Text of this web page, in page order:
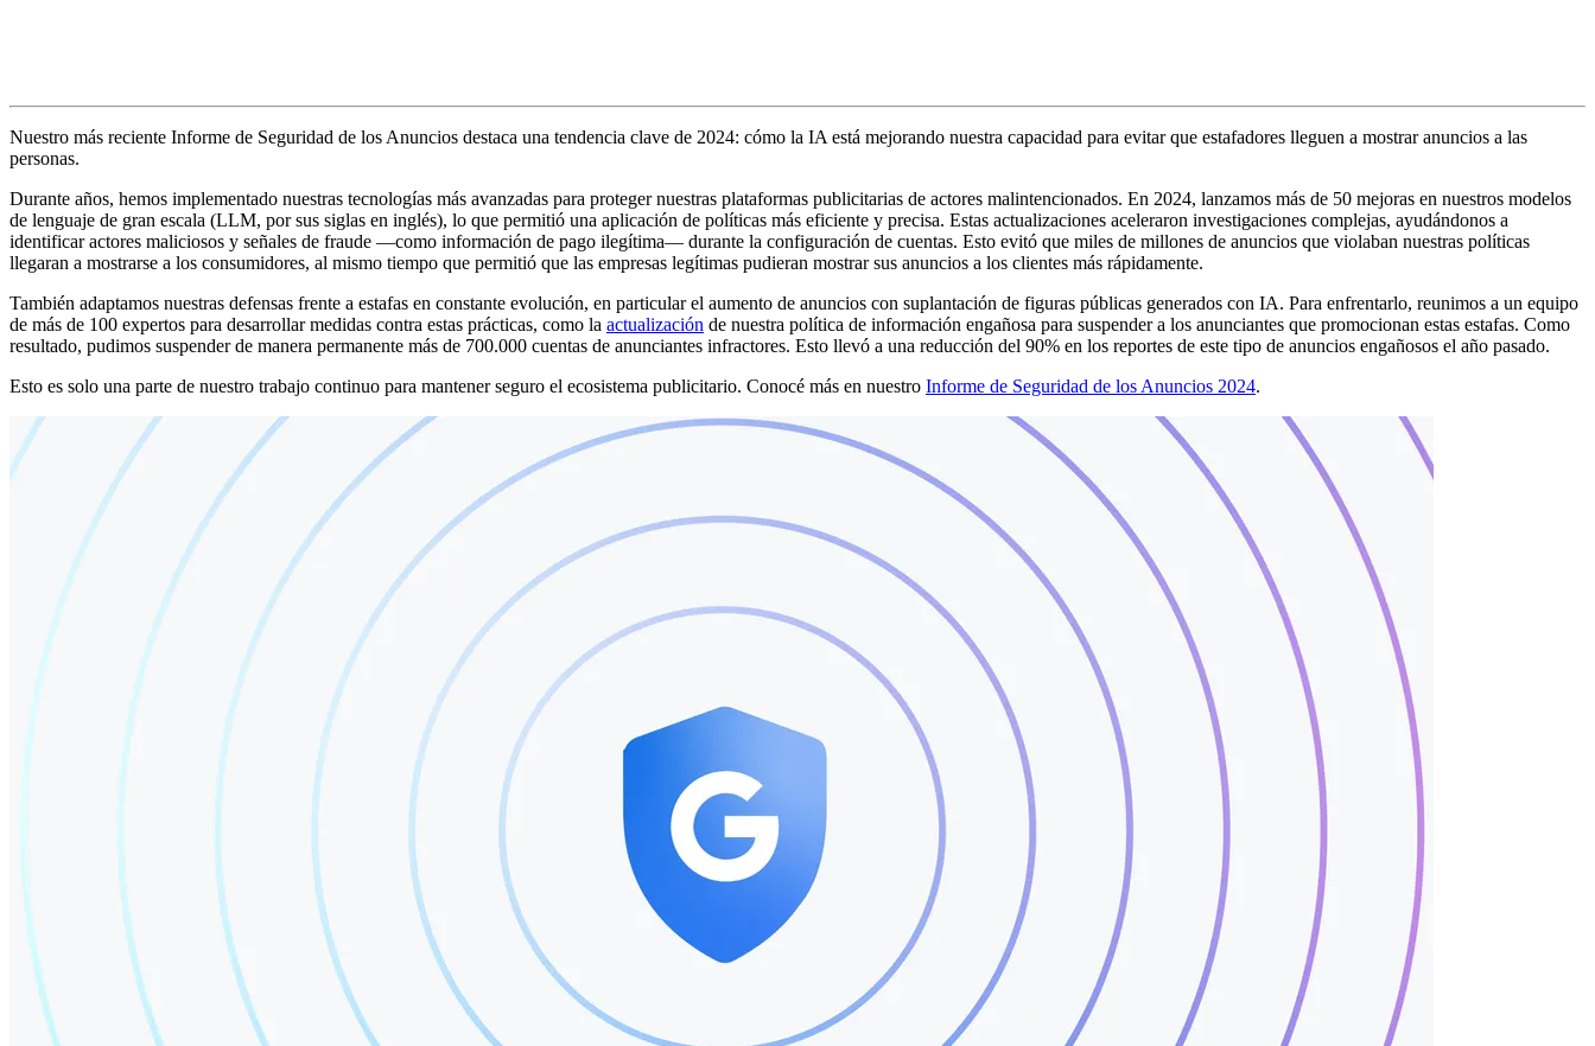
Nuestro más reciente Informe de Seguridad de los Anuncios destaca una tendencia clave de 2024: cómo la IA está mejorando nuestra capacidad para evitar que estafadores lleguen a mostrar anuncios a las
personas.
Durante años, hemos implementado nuestras tecnologías más avanzadas para proteger nuestras plataformas publicitarias de actores malintencionados. En 2024, lanzamos más de 50 mejoras en nuestros modelos
de lenguaje de gran escala (LLM, por sus siglas en inglés), lo que permitió una aplicación de políticas más eficiente y precisa. Estas actualizaciones aceleraron investigaciones complejas, ayudándonos a
identificar actores maliciosos y señales de fraude —como información de pago ilegítima— durante la configuración de cuentas. Esto evitó que miles de millones de anuncios que violaban nuestras políticas
llegaran a mostrarse a los consumidores, al mismo tiempo que permitió que las empresas legítimas pudieran mostrar sus anuncios a los clientes más rápidamente.
También adaptamos nuestras defensas frente a estafas en constante evolución, en particular el aumento de anuncios con suplantación de figuras públicas generados con IA. Para enfrentarlo, reunimos a un equipo
de más de 100 expertos para desarrollar medidas contra estas prácticas, como la actualización de nuestra política de información engañosa para suspender a los anunciantes que promocionan estas estafas. Como
resultado, pudimos suspender de manera permanente más de 700.000 cuentas de anunciantes infractores. Esto llevó a una reducción del 90% en los reportes de este tipo de anuncios engañosos el año pasado.
Esto es solo una parte de nuestro trabajo continuo para mantener seguro el ecosistema publicitario. Conocé más en nuestro Informe de Seguridad de los Anuncios 2024.